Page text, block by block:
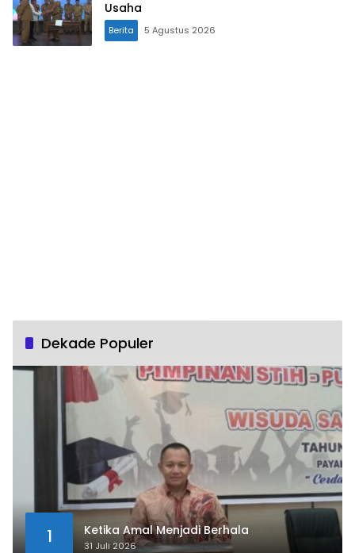
Usaha
Berita 5 Agustus 2026
Dekade Populer
1 Ketika Amal Menjadi Berhala
31 Juli 2026